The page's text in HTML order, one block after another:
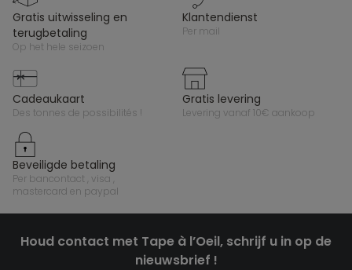
gratis uitwisseling en
terugbetaling
op het hele seizoen
klantendienst
per mail
cadeaukaart
des tonnes de possibilités !
gratis levering
levering vanaf 10€ aankoop
beveiligde betaling
per bancontact , visa ,
mastercard en paypal
Houd contact met Tape à l’Oeil, schrijf u in op de
nieuwsbrief !